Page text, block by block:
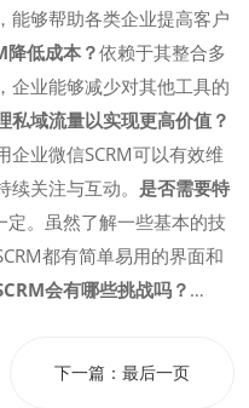
能够帮助各类企业提高客户
降低成本？依赖于其整合多
企业能够减少对其他工具的
私域流量以实现更高价值？
业微信SCRM可以有效维
关注与互动。 是否需要特
定。虽然了解一些基本的技
都有简单易用的界面和
会有哪些挑战吗？
下一篇： 最后一页